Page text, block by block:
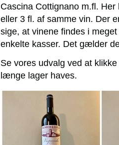
Cascina Cottignano m.fl.
eller 3 fl. af samme vin. Der
sige, at vinene findes i
enkelte kasser. Det gælder
Se vores udvalg ved at
længe lager haves.